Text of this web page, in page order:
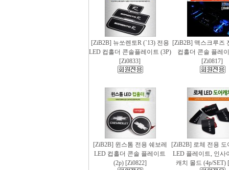
[ZiB2B] 뉴쏘렌토R (`13) 전용
LED 컵홀더 콘솔플레이트 (3P)
[Zi0833]
[ZiB2B] 맥스크루즈
컵홀더 콘솔 플레
[Zi0817]
[ZiB2B] 윈스톰 전용 쉐보레
LED 컵홀더 콘솔 플레이트
(2p) [Zi0822]
[ZiB2B] 로체 전용 도
LED 플레이트, 인사
캐치 몰드 (4p/SET)